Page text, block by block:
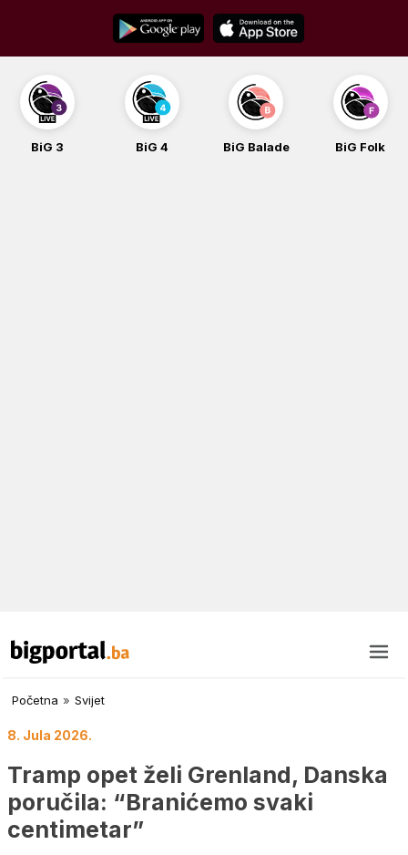
content
BiG 4 BiG Balade BiG Folk BiG iG
Početna » Svijet
8. Jula 2026.
Tramp opet želi Grenland, Danska
poručila: “Branićemo svaki
centimetar”